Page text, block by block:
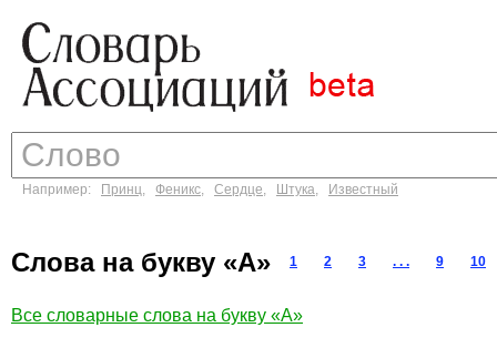
Например: Принц, Феникс, Сердце, Штука, Известный
Слова на букву «А» 1 2 3 . . . 9 10
Все словарные слова на букву «А»